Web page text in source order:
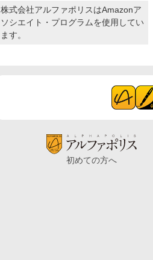
株式会社アルファポリスはAmazonア
ソシエイト・プログラムを使用してい
ます。
初めての方へ